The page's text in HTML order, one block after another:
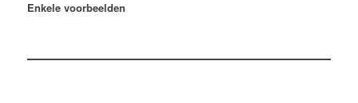
Enkele voorbeelden